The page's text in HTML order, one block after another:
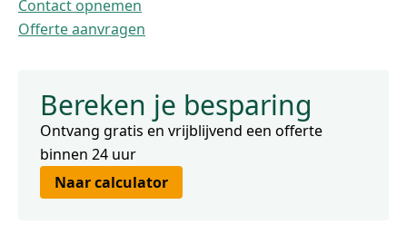
Contact opnemen
Offerte aanvragen
Bereken je besparing
Ontvang gratis en vrijblijvend een offerte
binnen 24 uur
Naar calculator